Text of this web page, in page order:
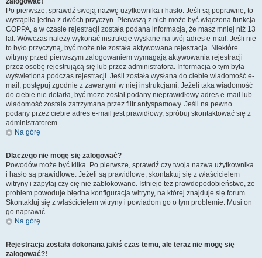
Po pierwsze, sprawdź swoją nazwę użytkownika i hasło. Jeśli są poprawne, to
wystąpiła jedna z dwóch przyczyn. Pierwszą z nich może być włączona funkcja
COPPA, a w czasie rejestracji została podana informacja, że masz mniej niż 13
lat. Wówczas należy wykonać instrukcje wysłane na twój adres e-mail. Jeśli nie
to było przyczyną, być może nie została aktywowana rejestracja. Niektóre
witryny przed pierwszym zalogowaniem wymagają aktywowania rejestracji
przez osobę rejestrującą się lub przez administratora. Informacja o tym była
wyświetlona podczas rejestracji. Jeśli została wysłana do ciebie wiadomość e-
mail, postępuj zgodnie z zawartymi w niej instrukcjami. Jeżeli taka wiadomość
do ciebie nie dotarła, być może został podany nieprawidłowy adres e-mail lub
wiadomość została zatrzymana przez filtr antyspamowy. Jeśli na pewno
podany przez ciebie adres e-mail jest prawidłowy, spróbuj skontaktować się z
administratorem.
Na górę
Dlaczego nie mogę się zalogować?
Powodów może być kilka. Po pierwsze, sprawdź czy twoja nazwa użytkownika
i hasło są prawidłowe. Jeżeli są prawidłowe, skontaktuj się z właścicielem
witryny i zapytaj czy cię nie zablokowano. Istnieje też prawdopodobieństwo, że
problem powoduje błędna konfiguracja witryny, na której znajduje się forum.
Skontaktuj się z właścicielem witryny i powiadom go o tym problemie. Musi on
go naprawić.
Na górę
Rejestracja została dokonana jakiś czas temu, ale teraz nie mogę się
zalogować?!